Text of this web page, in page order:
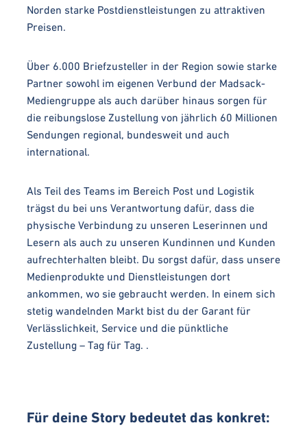
Norden starke Postdienstleistungen zu attraktiven
Preisen.
Über 6.000 Briefzusteller in der Region sowie starke
Partner sowohl im eigenen Verbund der Madsack-
Mediengruppe als auch darüber hinaus sorgen für
die reibungslose Zustellung von jährlich 60 Millionen
Sendungen regional, bundesweit und auch
international.
Als Teil des Teams im Bereich Post und Logistik
trägst du bei uns Verantwortung dafür, dass die
physische Verbindung zu unseren Leserinnen und
Lesern als auch zu unseren Kundinnen und Kunden
aufrechterhalten bleibt. Du sorgst dafür, dass unsere
Medienprodukte und Dienstleistungen dort
ankommen, wo sie gebraucht werden. In einem sich
stetig wandelnden Markt bist du der Garant für
Verlässlichkeit, Service und die pünktliche
Zustellung – Tag für Tag. .
Für deine Story bedeutet das konkret: